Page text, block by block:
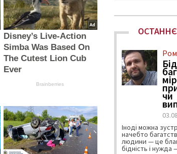
Disney’s Live-Action
Simba Was Based On
The Cutest Lion Cub
Ever
Brainberries
чи
Іноді можна
начебто
людини — це
бідність і нужда